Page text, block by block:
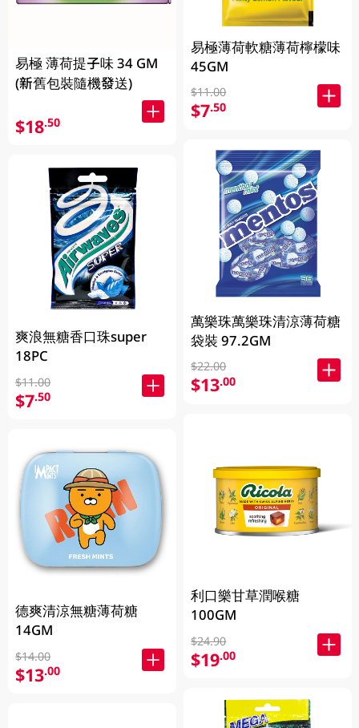
易極 薄荷提子味 34 GM
(新舊包裝隨機發送)
$18.50
爽浪無糖香口珠super
18PC
$11.00
$7.50
德爽清涼無糖薄荷糖
14GM
$14.00
$13.00
易極薄荷軟糖薄荷檸檬味
45GM
$11.00
$7.50
萬樂珠萬樂珠清涼薄荷糖
袋裝 97.2GM
$22.00
$13.00
利口樂甘草潤喉糖
100GM
$24.90
$19.00